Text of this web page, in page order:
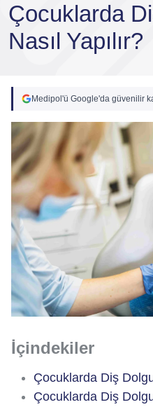
Çocuklarda
Nasıl Yapılır?
Medipol'ü Google'da güvenilir
İçindekiler
Çocuklarda Diş
Çocuklarda Diş